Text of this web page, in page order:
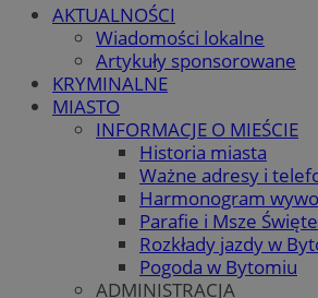
AKTUALNOŚCI
Wiadomości lokalne
Artykuły sponsorowane
KRYMINALNE
MIASTO
INFORMACJE O MIEŚCIE
Historia miasta
Ważne adresy i
Harmonogram
Parafie i Msze
Rozkłady jazdy w
Pogoda w Bytomiu
ADMINISTRACJA